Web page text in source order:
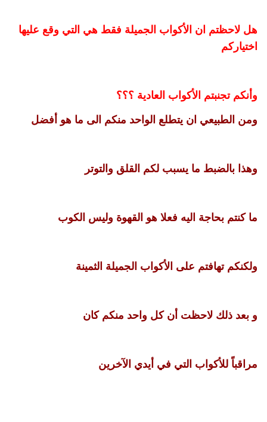
هل لاحظتم ان الأكواب الجميلة فقط هي التي وقع عليها
اختياركم
وأنكم تجنبتم الأكواب العادية ؟؟؟
ومن الطبيعي ان يتطلع الواحد منكم الى ما هو أفضل
وهذا بالضبط ما يسبب لكم القلق والتوتر
ما كنتم بحاجة اليه فعلا هو القهوة وليس الكوب
ولكنكم تهافتم على الأكواب الجميلة الثمينة
و بعد ذلك لاحظت أن كل واحد منكم كان
مراقباً للأكواب التي في أيدي الآخرين